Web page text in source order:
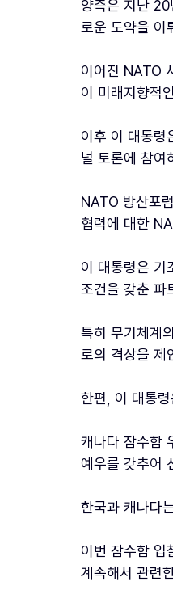
양측은 지난
로운 도약을 이
이어진 NATO
이 미래지향적
이후 이 대통령
널 토론에 참여
NATO 방산포
협력에 대한
이 대통령은 기
조건을 갖춘 파
특히 무기체계
로의 격상을 제
한편, 이 대통
캐나다 잠수함
예우를 갖추어
한국과 캐나다
이번 잠수함 입
계속해서 관련